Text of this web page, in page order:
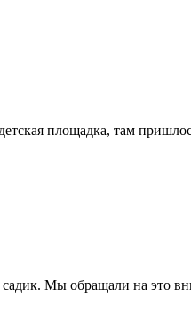
площадка, там
садик. Мы обращали на это